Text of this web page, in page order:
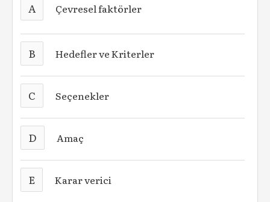
A Çevresel faktörler
B Hedefler ve Kriterler
C Seçenekler
D Amaç
E Karar verici